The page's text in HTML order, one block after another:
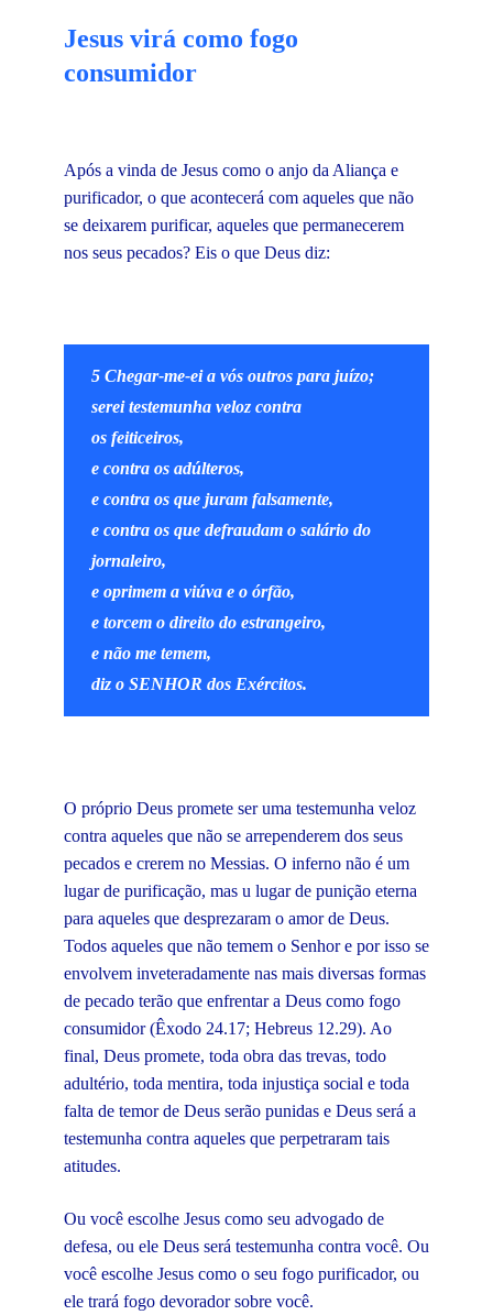
Jesus virá como fogo
consumidor
Após a vinda de Jesus como o anjo da Aliança e
purificador, o que acontecerá com aqueles que não
se deixarem purificar, aqueles que permanecerem
nos seus pecados? Eis o que Deus diz:
5 Chegar-me-ei a vós outros para juízo;
serei testemunha veloz contra
os feiticeiros,
e contra os adúlteros,
e contra os que juram falsamente,
e contra os que defraudam o salário do
jornaleiro,
e oprimem a viúva e o órfão,
e torcem o direito do estrangeiro,
e não me temem,
diz o SENHOR dos Exércitos.
O próprio Deus promete ser uma testemunha veloz
contra aqueles que não se arrependerem dos seus
pecados e crerem no Messias. O inferno não é um
lugar de purificação, mas u lugar de punição eterna
para aqueles que desprezaram o amor de Deus.
Todos aqueles que não temem o Senhor e por isso se
envolvem inveteradamente nas mais diversas formas
de pecado terão que enfrentar a Deus como fogo
consumidor (Êxodo 24.17; Hebreus 12.29). Ao
final, Deus promete, toda obra das trevas, todo
adultério, toda mentira, toda injustiça social e toda
falta de temor de Deus serão punidas e Deus será a
testemunha contra aqueles que perpetraram tais
atitudes.
Ou você escolhe Jesus como seu advogado de
defesa, ou ele Deus será testemunha contra você. Ou
você escolhe Jesus como o seu fogo purificador, ou
ele trará fogo devorador sobre você.